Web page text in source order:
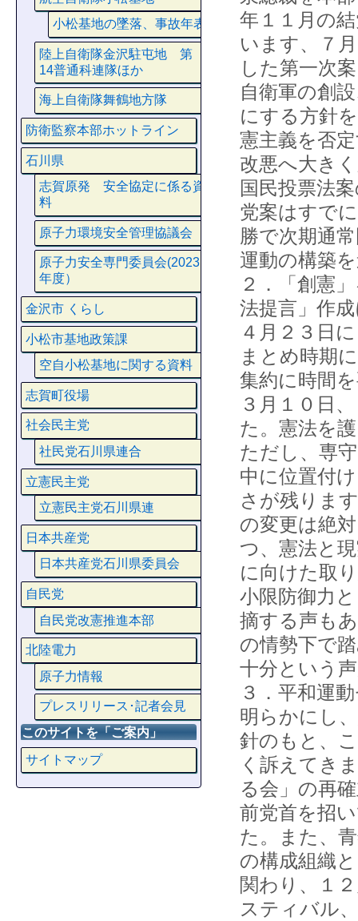
年１１月の
います、７
した第一次
自衛軍の創
にする方針
憲主義を否
改悪へ大き
国民投票法
党案はすで
勝で次期通
運動の構築
２．「創憲
法提言」作
４月２３日
まとめ時期
集約に時間
３月１０日
た。憲法を
ただし、専
中に位置付
さが残りま
の変更は絶
つ、憲法と
に向けた取
小限防御力
摘する声も
の情勢下で
十分という
３．平和運
明らかにし
針のもと、
く訴えてき
る会」の再
前党首を招
た。また、
の構成組織
関わり、１
スティバル
小松基地の墜落、事故年表
陸上自衛隊金沢駐屯地 第
14普通科連隊ほか
海上自衛隊舞鶴地方隊
防衛監察本部ホットライン
石川県
志賀原発 安全協定に係る資
料
原子力環境安全管理協議会
原子力安全専門委員会(2023
年度）
金沢市 くらし
小松市基地政策課
空自小松基地に関する資料
志賀町役場
社会民主党
社民党石川県連合
立憲民主党
立憲民主党石川県連
日本共産党
日本共産党石川県委員会
自民党
自民党改憲推進本部
北陸電力
原子力情報
プレスリリース･記者会見
このサイトを「ご案内」
サイトマップ